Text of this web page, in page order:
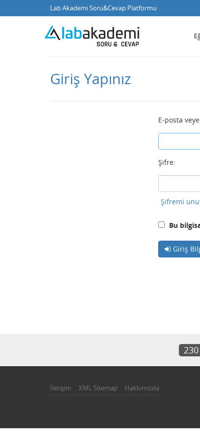
Lab Akademi Soru&Cevap Platformu
Giriş Yapınız
E-posta
Şifre:
Şifremi
Bu
Giriş
230
İletişim XML Sitemap Hakkımızda